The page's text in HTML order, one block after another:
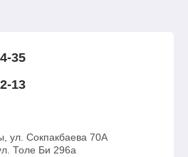
35
13
ул. Сокпакбаева 70А
Толе Би 296а